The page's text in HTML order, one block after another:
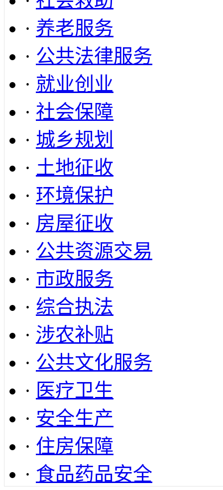
· 养老服务
· 公共法律服务
· 就业创业
· 社会保障
· 城乡规划
· 土地征收
· 环境保护
· 房屋征收
· 公共资源交易
· 市政服务
· 综合执法
· 涉农补贴
· 公共文化服务
· 医疗卫生
· 安全生产
· 住房保障
· 食品药品安全